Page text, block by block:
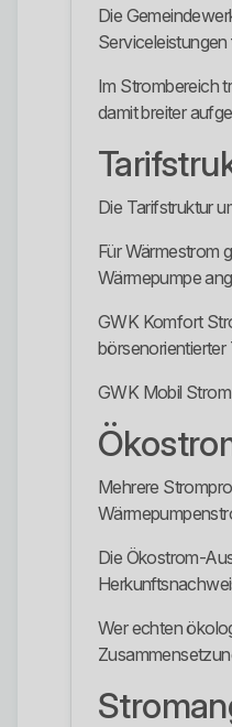
Die
Im Strombereich
damit breiter
Die Tarifstruktur
Für Wärmestrom
Wärmepumpe
GWK Komfort
börsenorientierter
GWK Mobil
Mehrere
Die Ökostrom-
Wer echten